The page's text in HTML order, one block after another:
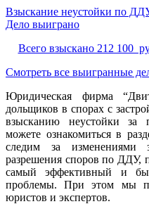
Взыскание неустойки по
Дело выиграно
Всего взыскано 212 100
Смотреть все выигранные
Юридическая фирма
дольщиков в спорах с
взысканию неустойки за
можете ознакомиться в
следим за изменениями
разрешения споров по ДДУ,
самый эффективный и
проблемы. При этом мы
юристов и экспертов.